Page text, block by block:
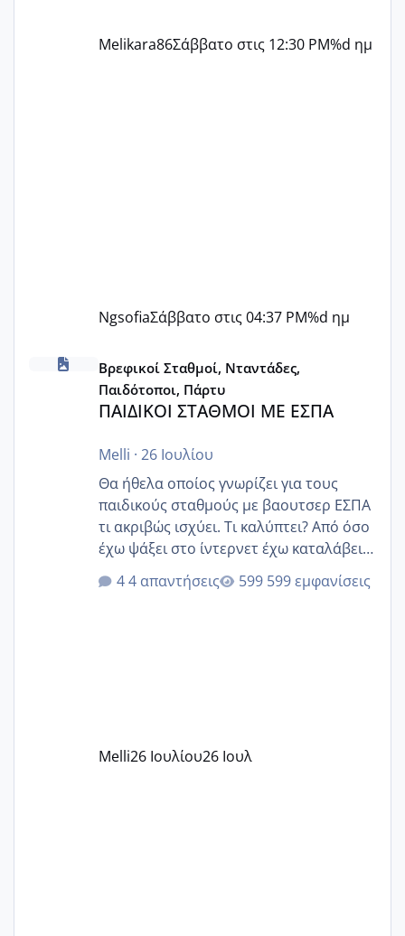
Melikara86Σάββατο στις 12:30 PM%d ημ
NgsofiaΣάββατο στις 04:37 PM%d ημ
ΠΑΙΔΙΚΟΙ ΣΤΑΘΜΟΙ ΜΕ ΕΣΠΑ
Βρεφικοί Σταθμοί, Νταντάδες,
Παιδότοποι, Πάρτυ
ΠΑΙΔΙΚΟΙ ΣΤΑΘΜΟΙ ΜΕ ΕΣΠΑ
Melli · 26 Ιουλίου
Θα ήθελα οποίος γνωρίζει για τους
παιδικούς σταθμούς με βαουτσερ ΕΣΠΑ
τι ακριβώς ισχύει. Τι καλύπτει? Από όσο
έχω ψάξει στο ίντερνετ έχω καταλάβει
ότι το βαουτσερ καλύπτει όλα τα
δίδακτρα και τα τροφεια του ιδιωτικού
Εγώ πήγα σε έναν ιδιωτικό παιδικό στ
4 απαντήσεις 599 εμφανίσεις
Melli26 Ιουλίου26 Ιουλ